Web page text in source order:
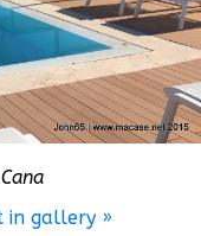
in gallery »